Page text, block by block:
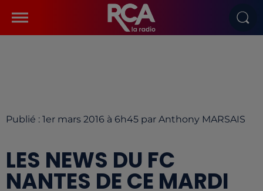
Publié : 1er mars 2016 à 6h45 par Anthony MARSAIS
LES NEWS DU FC
NANTES DE CE MARDI